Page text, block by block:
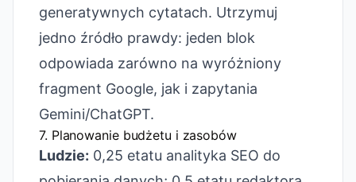
generatywnych cytatach. Utrzymuj
jedno źródło prawdy: jeden blok
odpowiada zarówno na wyróżniony
fragment Google, jak i zapytania
Gemini/ChatGPT.
7. Planowanie budżetu i zasobów
Ludzie: 0,25 etatu analityka SEO do